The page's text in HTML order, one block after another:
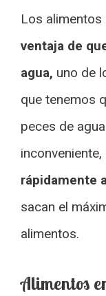
Los alimentos
ventaja de
agua, uno de
que tenemos
peces de
inconveniente,
rápidamente
sacan el
alimentos.
Alimentos